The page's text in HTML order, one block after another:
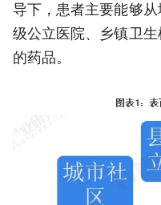
导下，患者主要能够
级公立医院、乡镇卫
的药品。